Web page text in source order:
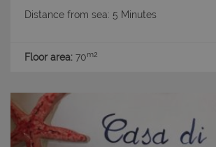
Distance from sea: 5 Minutes
Floor area: 70m2